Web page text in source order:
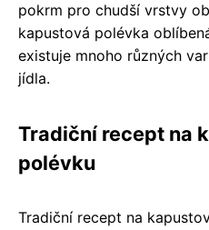
pokrm pro chudší vrstvy
kapustová polévka
existuje mnoho různých
jídla.
Tradiční recept na
polévku
Tradiční recept na